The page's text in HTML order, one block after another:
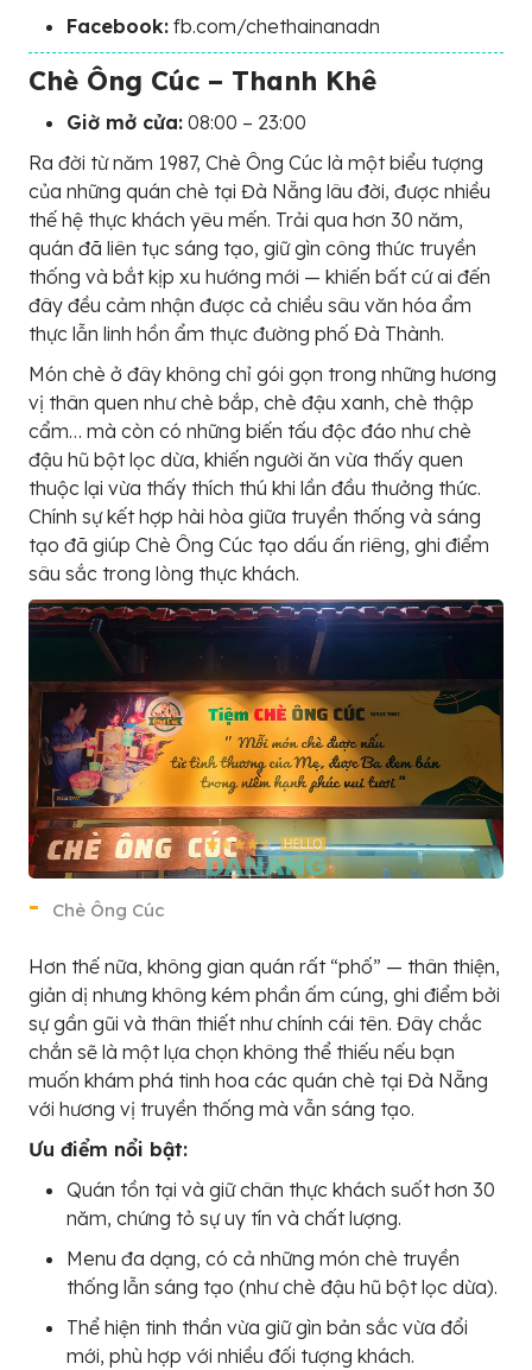
Facebook: fb.com/chethainanadn
Chè Ông Cúc – Thanh Khê
Giờ mở cửa: 08:00 – 23:00
Ra đời từ năm 1987, Chè Ông Cúc là một biểu tượng
của những quán chè tại Đà Nẵng lâu đời, được nhiều
thế hệ thực khách yêu mến. Trải qua hơn 30 năm,
quán đã liên tục sáng tạo, giữ gìn công thức truyền
thống và bắt kịp xu hướng mới — khiến bất cứ ai đến
đây đều cảm nhận được cả chiều sâu văn hóa ẩm
thực lẫn linh hồn ẩm thực đường phố Đà Thành.
Món chè ở đây không chỉ gói gọn trong những hương
vị thân quen như chè bắp, chè đậu xanh, chè thập
cẩm… mà còn có những biến tấu độc đáo như chè
đậu hũ bột lọc dừa, khiến người ăn vừa thấy quen
thuộc lại vừa thấy thích thú khi lần đầu thưởng thức.
Chính sự kết hợp hài hòa giữa truyền thống và sáng
tạo đã giúp Chè Ông Cúc tạo dấu ấn riêng, ghi điểm
sâu sắc trong lòng thực khách.
Chè Ông Cúc
Hơn thế nữa, không gian quán rất “phố” — thân thiện,
giản dị nhưng không kém phần ấm cúng, ghi điểm bởi
sự gần gũi và thân thiết như chính cái tên. Đây chắc
chắn sẽ là một lựa chọn không thể thiếu nếu bạn
muốn khám phá tinh hoa các quán chè tại Đà Nẵng
với hương vị truyền thống mà vẫn sáng tạo.
Ưu điểm nổi bật:
Quán tồn tại và giữ chân thực khách suốt hơn 30
năm, chứng tỏ sự uy tín và chất lượng.
Menu đa dạng, có cả những món chè truyền
thống lẫn sáng tạo (như chè đậu hũ bột lọc dừa).
Thể hiện tinh thần vừa giữ gìn bản sắc vừa đổi
mới, phù hợp với nhiều đối tượng khách.